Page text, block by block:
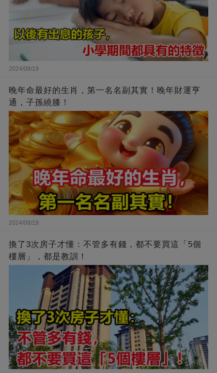
2024/08/19
晚年命最好的生肖，第一名名副其實！晚年財運亨
通，子孫繞膝！
2024/08/19
換了3次房子才懂：不管多有錢，都不要買這「5個
樓層」，都是教訓！